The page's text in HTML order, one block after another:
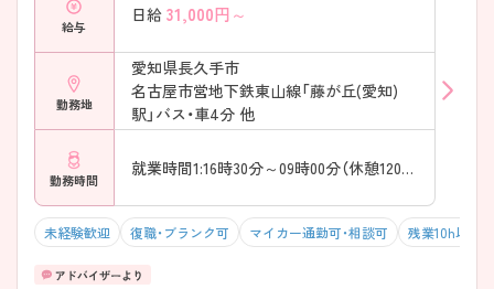
給与
日給 31,000円～
勤務地
愛知県長久手市
名古屋市営地下鉄東山線「藤が丘(愛知)
駅」バス・車4分 他
勤務時間
就業時間1:16時30分～09時00分（休憩120分）
未経験歓迎 復職・ブランク可 マイカー通勤可・相談可 残業10h以下（